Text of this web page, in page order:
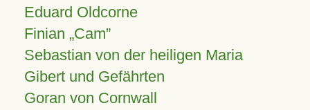
Eduard Oldcorne
Finian Cam
Sebastian von der heiligen Maria
Gibert und Gefährten
Goran von Cornwall